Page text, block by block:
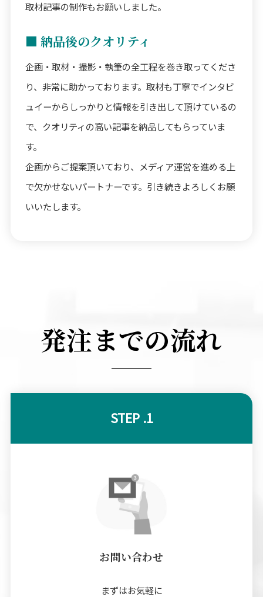
取材記事の制作もお願いしました。
■ 納品後のクオリティ
企画・取材・撮影・執筆の全工程を巻き取ってくださ
り、非常に助かっております。取材も丁寧でインタビ
ュイーからしっかりと情報を引き出して頂けているの
で、クオリティの高い記事を納品してもらっていま
す。
企画からご提案頂いており、メディア運営を進める上
で欠かせないパートナーです。引き続きよろしくお願
いいたします。
発注までの流れ
STEP .1
お問い合わせ
まずはお気軽に